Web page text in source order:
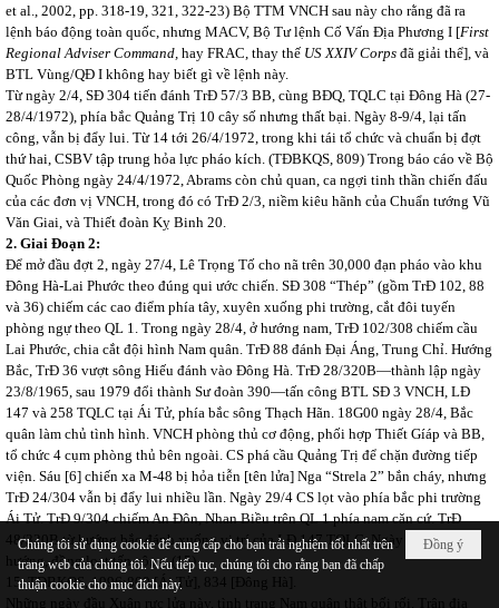
et al., 2002, pp. 318-19, 321, 322-23) Bộ TTM VNCH sau này cho rằng đã ra
lệnh báo động toàn quốc, nhưng MACV, Bộ Tư lệnh Cố Vấn Địa Phương I [First
Regional Adviser Command, hay FRAC, thay thế US XXIV Corps đã giải thể], và
BTL Vùng/QĐ I không hay biết gì về lệnh này.
Từ ngày 2/4, SĐ 304 tiến đánh TrĐ 57/3 BB, cùng BĐQ, TQLC tại Đông Hà (27-
28/4/1972), phía bắc Quảng Trị 10 cây số nhưng thất bại. Ngày 8-9/4, lại tấn
công, vẫn bị đẩy lui. Từ 14 tới 26/4/1972, trong khi tái tổ chức và chuẩn bị đợt
thứ hai, CSBV tập trung hỏa lực pháo kích. (TĐBKQS, 809) Trong báo cáo về Bộ
Quốc Phòng ngày 24/4/1972, Abrams còn chủ quan, ca ngợi tinh thần chiến đấu
của các đơn vị VNCH, trong đó có TrĐ 2/3, niềm kiêu hãnh của Chuẩn tướng Vũ
Văn Giai, và Thiết đoàn Kỵ Binh 20.
2. Giai Đoạn 2:
Để mở đầu đợt 2, ngày 27/4, Lê Trọng Tố cho nã trên 30,000 đạn pháo vào khu
Đông Hà-Lai Phước theo đúng qui ước chiến. SĐ 308 “Thép” (gồm TrĐ 102, 88
và 36) chiếm các cao điểm phía tây, xuyên xuống phi trường, cắt đôi tuyến
phòng ngự theo QL 1. Trong ngày 28/4, ở hướng nam, TrĐ 102/308 chiếm cầu
Lai Phước, chia cắt đội hình Nam quân. TrĐ 88 đánh Đại Áng, Trung Chỉ. Hướng
Bắc, TrĐ 36 vượt sông Hiếu đánh vào Đông Hà. TrĐ 28/320B—thành lập ngày
23/8/1965, sau 1979 đổi thành Sư đoàn 390—tấn công BTL SĐ 3 VNCH, LĐ
147 và 258 TQLC tại Ái Tử, phía bắc sông Thạch Hãn. 18G00 ngày 28/4, Bắc
quân làm chủ tình hình. VNCH phòng thủ cơ động, phối hợp Thiết Gíáp và BB,
tổ chức 4 cụm phòng thủ bên ngoài. CS phá cầu Quảng Trị để chặn đường tiếp
viện. Sáu [6] chiến xa M-48 bị hỏa tiễn [tên lửa] Nga “Strela 2” bắn cháy, nhưng
TrĐ 24/304 vẫn bị đẩy lui nhiều lần. Ngày 29/4 CS lọt vào phía bắc phi trường
Ái Tử. TrĐ 9/304 chiếm An Đôn, Nhan Biều trên QL 1 phía nam căn cứ. TrĐ
48/320B từ hướng bắc đánh xuống vị trí của LĐ 147 TQLC. Ngày 30/4, từ ba
hướng, đồng loạt tấn công. (15)
15. TĐBKQS, 1996:809 [Ái Tử], 834 [Đông Hà].
Những ngày đầu Xuân rực lửa này, tình trạng Nam quân thật bối rối. Trận địa
Đồng ý
Chúng tôi sử dụng cookie để cung cấp cho bạn trải nghiệm tốt nhất trên
trang web của chúng tôi. Nếu tiếp tục, chúng tôi cho rằng bạn đã chấp
thuận cookie cho mục đích này.